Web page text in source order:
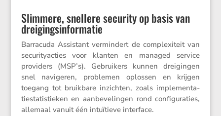
Slimmere, snellere security op basis van
dreigingsinformatie
Barra­cuda Assis­tant vermin­dert de complexi­teit van
securi­ty­ac­ties voor klanten en managed service
provi­ders (MSP’s). Gebrui­kers kunnen dreigingen
snel navigeren, problemen oplossen en krijgen
toegang tot bruik­bare inzichten, zoals imple­men­ta­
tie­sta­tis­tieken en aanbe­ve­lingen rond confi­gu­ra­ties,
allemaal vanuit één intuï­tieve interface.